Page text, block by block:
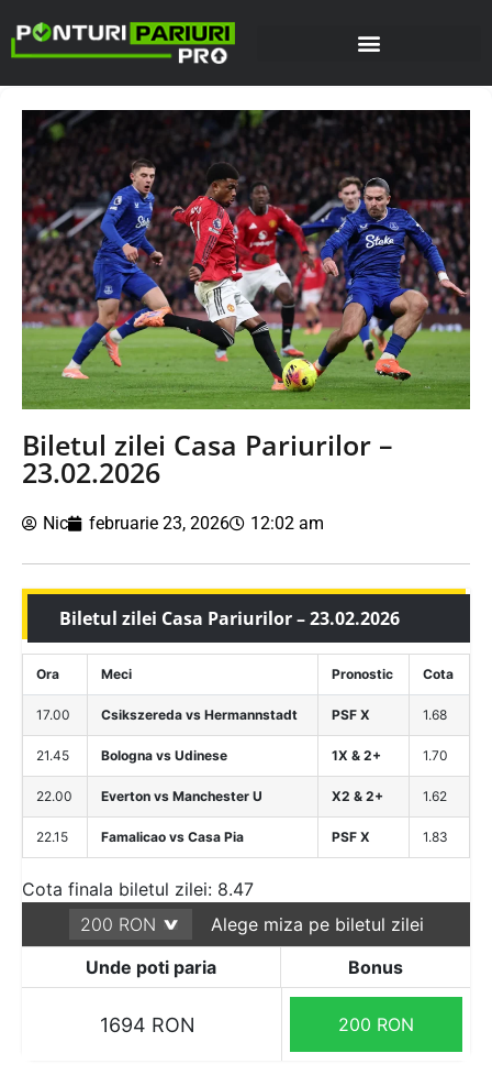
Biletul zilei Casa Pariurilor –
23.02.2026
Nic februarie 23, 2026 12:02 am
Biletul zilei Casa Pariurilor – 23.02.2026
Ora Meci Pronostic Cota
17.00 Csikszereda vs Hermannstadt PSF X 1.68
21.45 Bologna vs Udinese 1X & 2+ 1.70
22.00 Everton vs Manchester U X2 & 2+ 1.62
22.15 Famalicao vs Casa Pia PSF X 1.83
Cota finala biletul zilei: 8.47
Alege miza pe biletul zilei
Unde poti paria
Bonus
1694 RON 200 RON